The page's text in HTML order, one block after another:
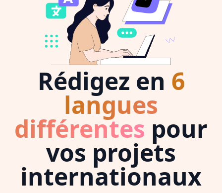
Rédigez en 6
langues
différentes pour
vos projets
internationaux